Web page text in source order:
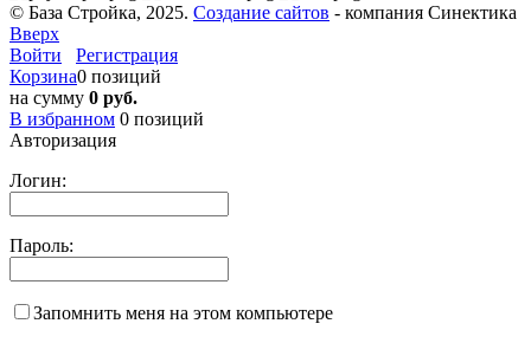
© База Стройка, 2025. Создание сайтов - компания Синектика
Вверх
Войти
Регистрация
Корзина0 позиций
на сумму 0 руб.
В избранном 0 позиций
Авторизация
Логин:
Пароль:
Запомнить меня на этом компьютере